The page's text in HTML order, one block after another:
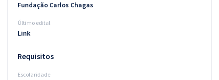
Fundação Carlos Chagas
Último edital
Link
Requisitos
Escolaridade